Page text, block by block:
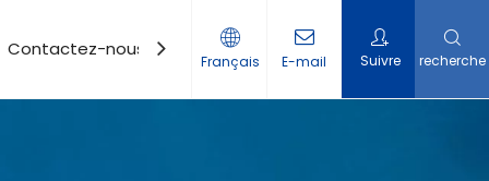
Contactez-nous
Français E-mail Suivre recherche